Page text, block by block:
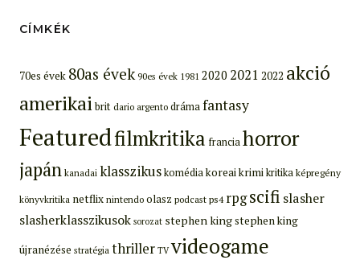
CÍMKÉK
70es évek 80as évek 90es évek 1981 2020 2021 2022 akció
amerikaibrit dario argento drámafantasy
Featuredfilmkritika franciahorror
japán kanadai klasszikuskomédiakoreaikrimikritikaképregény
könyvkritika netflix nintendo olasz podcast ps4 rpgscifi slasher
slasherklasszikusok sorozat stephen kingstephen king
újranézése stratégia thriller TV videogame